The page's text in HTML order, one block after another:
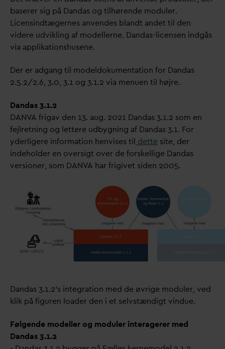
baserer sig på Dandas og tilhørende moduler.
Licensindtægernes anvendes blandt andet til den
videre udvikling af modellerne. Dandas-licensen indgås
via applikationshusene.
Der er adgang til modeldokumentation for Dandas
2.5.2/2.6, 3.0, 3.1 og 3.1.2 via menuen til højre.
Dandas 3.1.2
DANVA frigav den 13. aug. 2021 Dandas 3.1.2 som en
fejlretning og lettere udbygning af Dandas 3.1. For
yderligere information henvises til dette site, der
indeholder en oversigt over de forskellige Dandas
versioner, som DANVA har frigivet siden 2005.
Dandas 3.1.2's integration med de øvrige moduler, ved
klik på figuren loader den i et selvstændigt vindue.
Følgende modeller og moduler interagerer med
Dandas 3.1.2